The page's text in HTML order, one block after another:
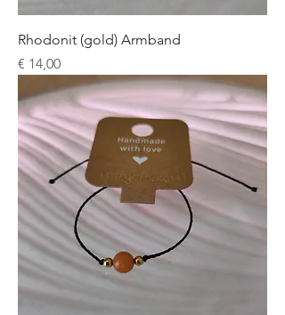
Rhodonit (gold) Armband
Preis
€ 14,00